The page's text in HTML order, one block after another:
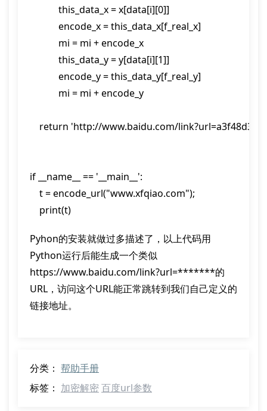
            this_data_x = x[data[i][0]]
            encode_x = this_data_x[f_real_x]
            mi = mi + encode_x
            this_data_y = y[data[i][1]]
            encode_y = this_data_y[f_real_y]
            mi = mi + encode_y
return 'http://www.baidu.com/
if __name__ == '__main__':
    t = encode_url("www.xfqiao.com");
    print(t)
Pyhon的安装就做过多描述了，以上代码用
Python运行后能生成一个类似
https://www.baidu.com/link?url=*******的
URL，访问这个URL能正常跳转到我们自己定义的
链接地址。
分类： 帮助手册
标签： 加密解密百度url参数